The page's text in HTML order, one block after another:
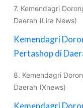
7. Kemendagri
Daerah (Lira News)
Kemendagri
Pertashop di
8. Kemendagri
Daerah (Xnews)